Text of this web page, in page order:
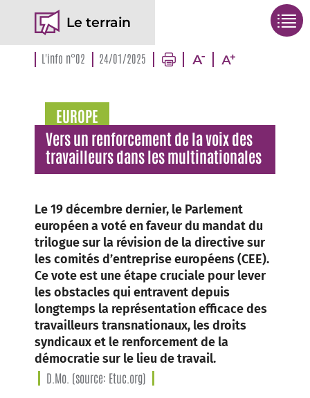
Le terrain
L'info n°02 24/01/2025
EUROPE
Vers un renforcement de la voix des
travailleurs dans les multinationales
Le 19 décembre dernier, le Parlement
européen a voté en faveur du mandat du
trilogue sur la révision de la directive sur
les comités d’entreprise européens (CEE).
Ce vote est une étape cruciale pour lever
les obstacles qui entravent depuis
longtemps la représentation efficace des
travailleurs transnationaux, les droits
syndicaux et le renforcement de la
démocratie sur le lieu de travail.
D.Mo. (source: Etuc.org)